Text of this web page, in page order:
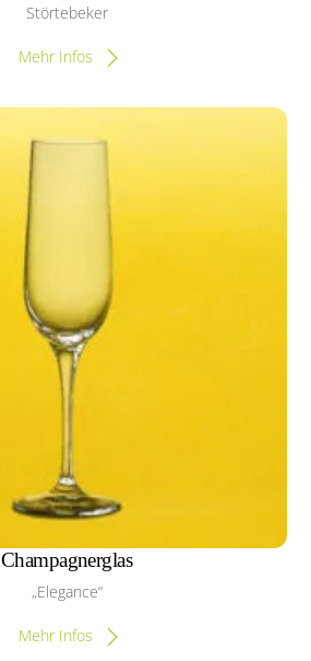
Störtebeker
Mehr Infos
Champagnerglas
„Elegance“
Mehr Infos